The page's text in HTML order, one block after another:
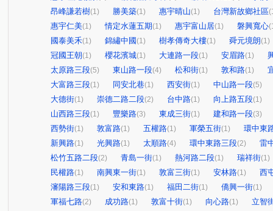
昂峰謙若樹(1) 勝美築(1) 惠宇晴山(1) 台灣新故鄉社區
惠宇仁美(1) 情定水蓮五期(1) 惠宇富山居(1) 磐興寬心
國泰美禾(1) 錦繡中國 (1) 樹孝傳奇大樓(1) 舜元境朗(1)
冠國王朝(1) 櫻花濱城(1) 大連路一段(1) 安眉路(1)
太原路三段(5) 東山路一段(4) 松和街(1) 敦和路(1)
大富路三段(1) 同安北巷(1) 西安街(1) 中山路一段(5)
大德街(1) 崇德二路二段(2) 台中路(1) 向上路五段(1)
山西路三段(1) 豐樂路(3) 東成三街(1) 建和路一段(3)
西勢街(1) 敦富路(1) 五權路(1) 軍榮五街(1)
環中東
新興路(1) 光興路(1) 太順路(4) 環中東路三段(2)
雷
松竹五路二段(2) 青島一街(1) 熱河路二段(1) 瑞祥街(1)
民權路(1) 南興東一街(1) 敦富三街(1) 安林路(1)
西
瀋陽路三段(1) 安和東路(1) 福田二街(1) 僑興一街(1)
軍福七路(2) 成功路(1) 敦富十街(1) 向心路(1)
立智